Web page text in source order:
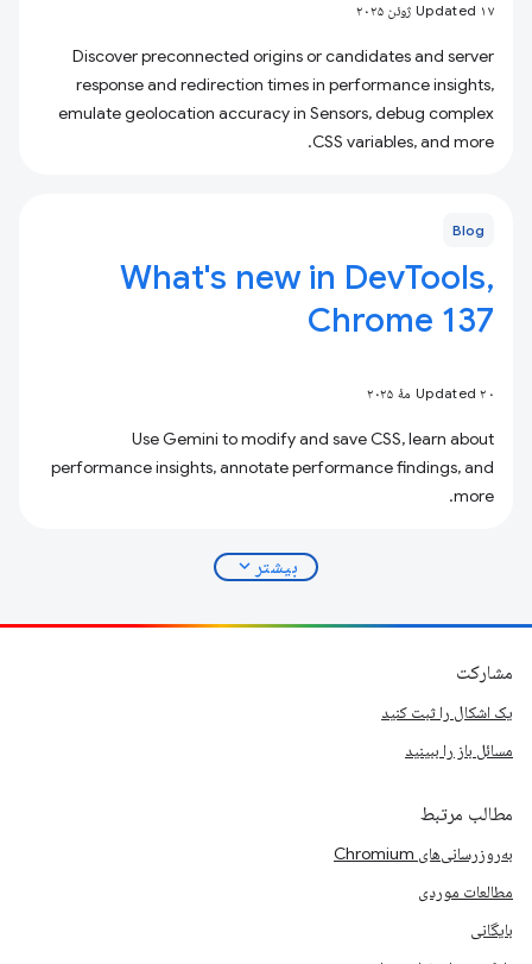
Updated ۱۷ ژوئن ۲۰۲۵
Discover preconnected origins or candidates and server
response and redirection times in performance insights,
emulate geolocation accuracy in Sensors, debug complex
CSS variables, and more.
Blog
What's new in DevTools,
Chrome 137
Updated ۲۰ مهٔ ۲۰۲۵
Use Gemini to modify and save CSS, learn about
performance insights, annotate performance findings, and
more.
بیشتر expand_more
مشارکت
یک اشکال را ثبت کنید
مسائل باز را ببینید
مطالب مرتبط
به‌روزرسانی‌های Chromium
مطالعات موردی
بایگانی